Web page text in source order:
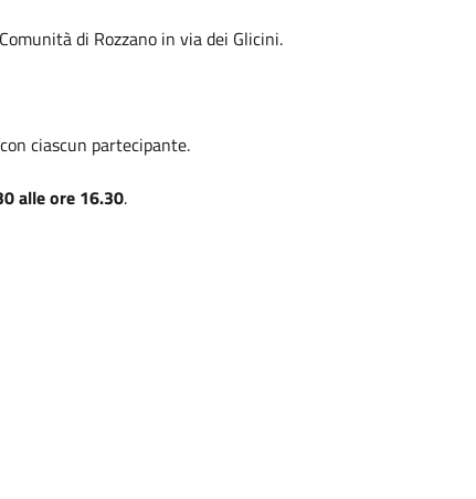
di Rozzano in via dei Glicini.
ciascun partecipante.
alle ore 16.30.